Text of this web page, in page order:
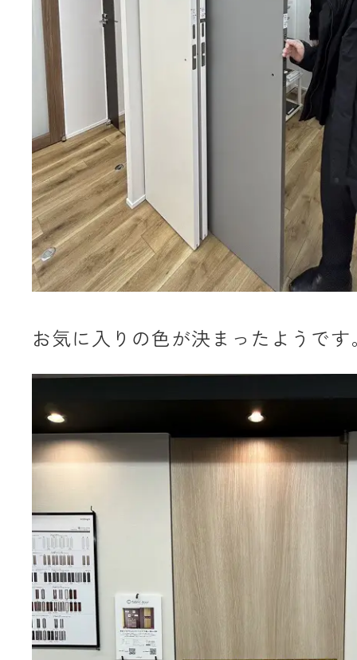
お気に入りの色が決まったようです